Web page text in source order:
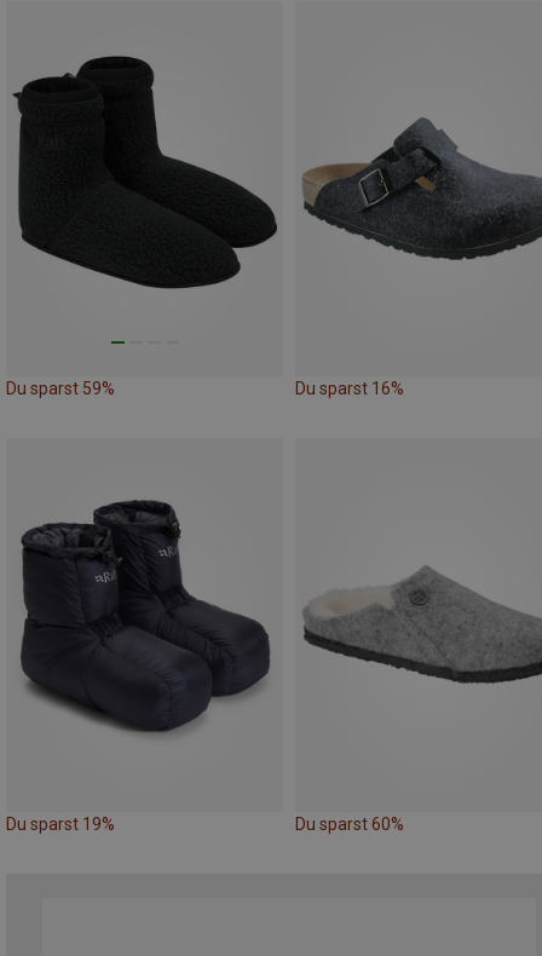
Du sparst 59% Du sparst 16%
Du sparst 19% Du sparst 60%